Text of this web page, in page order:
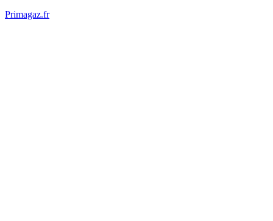
Primagaz.fr